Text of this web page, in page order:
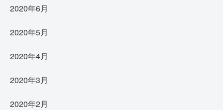
2020年6月
2020年5月
2020年4月
2020年3月
2020年2月